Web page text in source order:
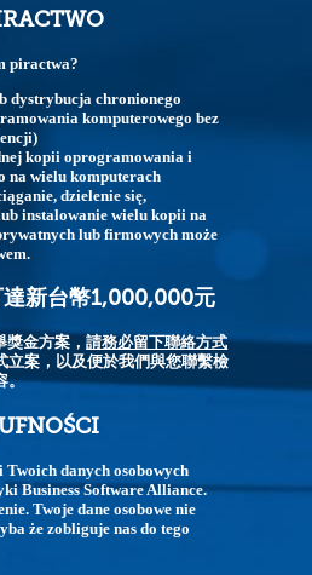
piractwa?
dystrybucja chronionego
komputerowego bez
kopii oprogramowania i
na wielu komputerach
dzielenie się,
instalowanie wielu kopii na
lub firmowych może
新台幣1,000,000元
獎金方案，請務必留下聯絡方式
立案，以及便於我們與您聯繫檢
。
Twoich danych osobowych
Business Software Alliance.
Twoje dane osobowe nie
że zobliguje nas do tego